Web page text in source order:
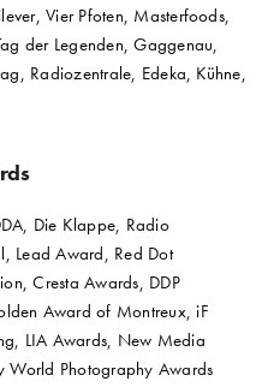
Vier Pfoten, Masterfoods,
der Legenden, Gaggenau,
Radiozentrale, Edeka, Kühne,
Die Klappe, Radio
Lead Award, Red Dot
Cresta Awards, DDP
Award of Montreux, iF
LIA Awards, New Media
World Photography Awards